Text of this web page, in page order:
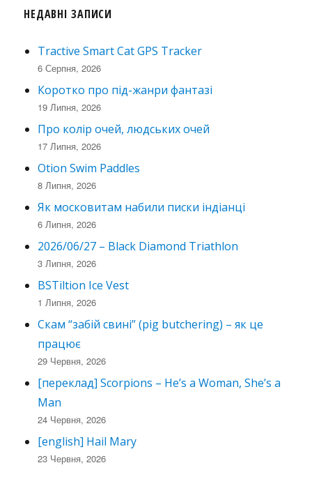
НЕДАВНІ ЗАПИСИ
Tractive Smart Cat GPS Tracker
6 Серпня, 2026
Коротко про під-жанри фантазі
19 Липня, 2026
Про колір очей, людських очей
17 Липня, 2026
Otion Swim Paddles
8 Липня, 2026
Як московитам набили писки індіанці
6 Липня, 2026
2026/06/27 – Black Diamond Triathlon
3 Липня, 2026
BSTiltion Ice Vest
1 Липня, 2026
Скам “забій свині” (pig butchering) – як це
працює
29 Червня, 2026
[переклад] Scorpions – He’s a Woman, She’s a
Man
24 Червня, 2026
[english] Hail Mary
23 Червня, 2026